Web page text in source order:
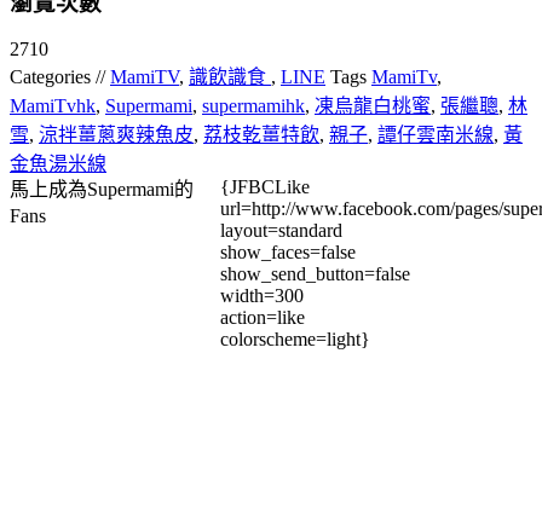
2710
Categories //MamiTV, 識飲識食 , LINE Tags MamiTv,
MamiTvhk, Supermami, supermamihk, 凍烏龍白桃蜜, 張繼聰, 林
雪, 涼拌薑蔥爽辣魚皮, 荔枝乾薑特飲, 親子, 譚仔雲南米線, 黃
金魚湯米線
馬上成為Supermami的
Fans
{JFBCLike
url=http://www.facebook.com/pages/
layout=standard
show_faces=false
show_send_button=false
width=300
action=like
colorscheme=light}